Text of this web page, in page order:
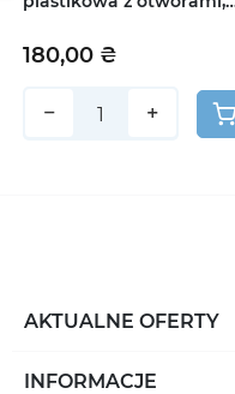
180,00 ₴
− +
AKTUALNE OFERTY
INFORMACJE